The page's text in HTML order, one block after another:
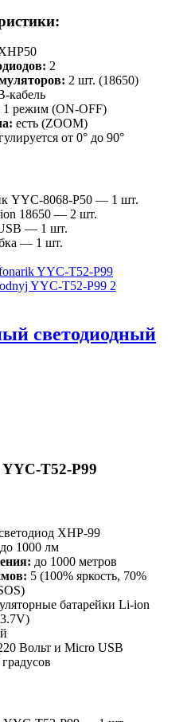
2
2 шт. (18650)
кабель
1 режим (ON-OFF)
есть (ZOOM)
от 0° до 90°
YYC-8068-P50 — 1 шт.
18650 — 2 шт.
— 1 шт.
— 1 шт.
светодиодный
T52-P99
XHP-99
до 1000 лм
до 1000 метров
5 (100% яркость, 70%
батарейки Li-ion
Вольт и Micro USB